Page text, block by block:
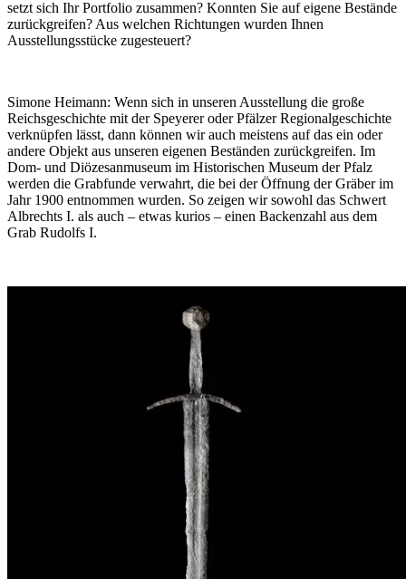
setzt sich Ihr Portfolio zusammen? Konnten Sie auf eigene Bestände
zurückgreifen? Aus welchen Richtungen wurden Ihnen
Ausstellungsstücke zugesteuert?
Simone Heimann: Wenn sich in unseren Ausstellung die große
Reichsgeschichte mit der Speyerer oder Pfälzer Regionalgeschichte
verknüpfen lässt, dann können wir auch meistens auf das ein oder
andere Objekt aus unseren eigenen Beständen zurückgreifen. Im
Dom- und Diözesanmuseum im Historischen Museum der Pfalz
werden die Grabfunde verwahrt, die bei der Öffnung der Gräber im
Jahr 1900 entnommen wurden. So zeigen wir sowohl das Schwert
Albrechts I. als auch – etwas kurios – einen Backenzahl aus dem
Grab Rudolfs I.